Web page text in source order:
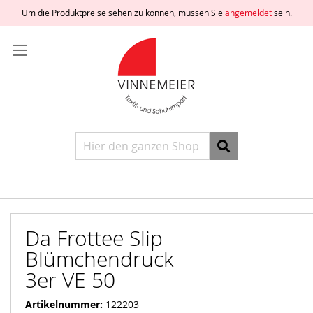
Um die Produktpreise sehen zu können, müssen Sieangemeldetsein.
zum
Inhalt
Suche
freischalten
erstellen
Da Frottee Slip
Blümchendruck
3er VE 50
Artikelnummer 122203